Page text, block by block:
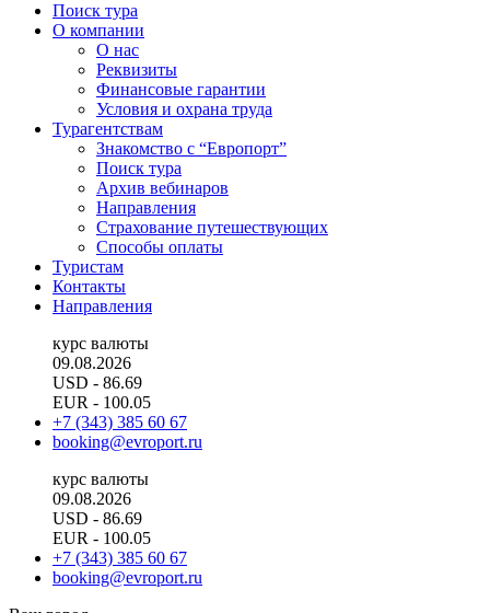
Поиск тура
О компании
О нас
Реквизиты
Финансовые гарантии
Условия и охрана труда
Турагентствам
Знакомство с “Европорт”
Поиск тура
Архив вебинаров
Направления
Страхование путешествующих
Способы оплаты
Туристам
Контакты
Направления
курс валюты
09.08.2026
USD - 86.69
EUR - 100.05
+7 (343) 385 60 67
booking@evroport.ru
курс валюты
09.08.2026
USD - 86.69
EUR - 100.05
+7 (343) 385 60 67
booking@evroport.ru